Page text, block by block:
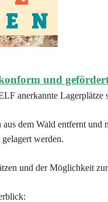
und
anerkannte Lagerplätze
dem Wald entfernt und
werden.
und der Möglichkeit